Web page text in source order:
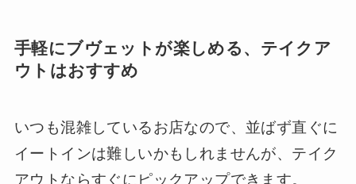
手軽にブヴェットが楽しめる、テイクア
ウトはおすすめ
いつも混雑しているお店なので、並ばず直ぐに
イートインは難しいかもしれませんが、テイク
アウトならすぐにピックアップできます。